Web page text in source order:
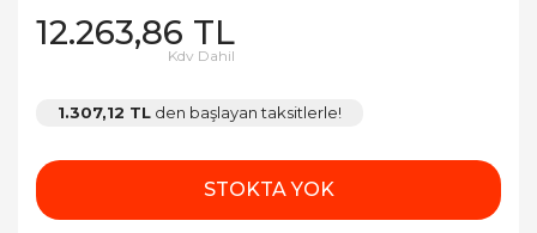
12.263,86 TL
Kdv Dahil
1.307,12 TL den başlayan taksitlerle!
STOKTA YOK